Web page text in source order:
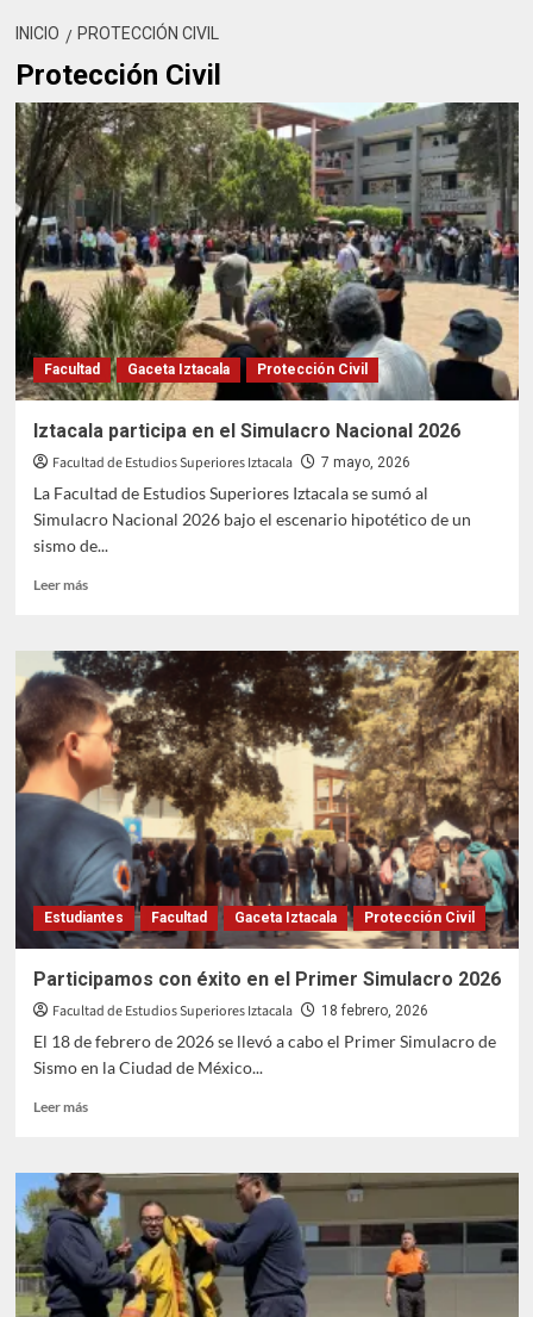
INICIO PROTECCIÓN CIVIL
Protección Civil
Facultad Gaceta Iztacala Protección Civil
Iztacala participa en el Simulacro Nacional 2026
Facultad de Estudios Superiores Iztacala 7 mayo, 2026
La Facultad de Estudios Superiores Iztacala se sumó al
Simulacro Nacional 2026 bajo el escenario hipotético de un
sismo de...
Leer másLeer
Iztacala
participa
en
el
Simulacro
Nacional
2026
Estudiantes Facultad Gaceta Iztacala Protección Civil
Participamos con éxito en el Primer Simulacro 2026
Facultad de Estudios Superiores Iztacala 18 febrero, 2026
El 18 de febrero de 2026 se llevó a cabo el Primer Simulacro de
Sismo en la Ciudad de México...
Leer másLeer
Participamos
con
éxito
en
el Primer
Simulacro
2026